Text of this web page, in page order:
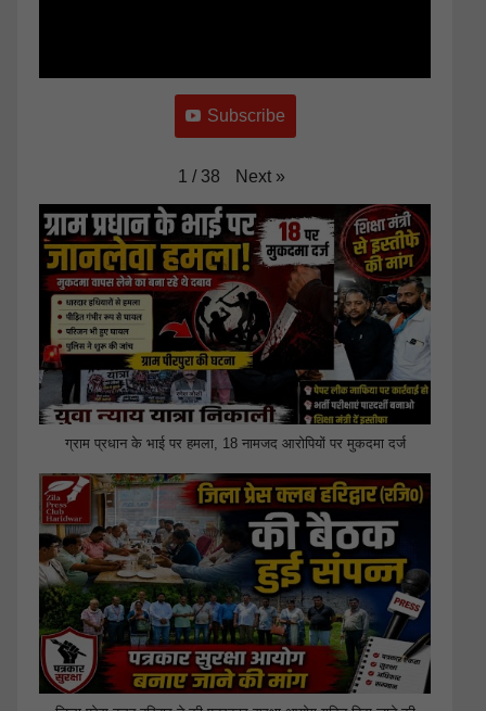
Subscribe
1 / 38 Next »
ग्राम प्रधान के भाई पर हमला, 18 नामजद आरोपियों पर मुकदमा दर्ज